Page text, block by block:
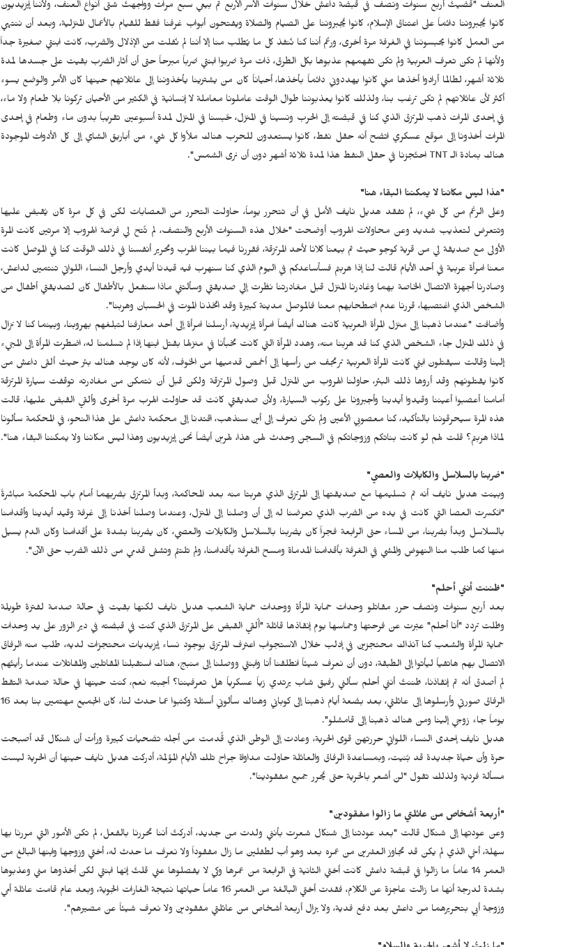
العنف "قضيتُ أربع سنوات ونصف في قبضة داعش خلال سنوات الأسر الأربع تم بيعي سبع مرات وواجهتُ شتى أنواع العنف، ولأننا إيزيديون
كانوا يُجبروننا دائماً على اعتناق الإسلام، كانوا يُجبروننا على الصيام والصلاة ويفتحون أبواب غرفنا فقط للقيام بالأعمال المنزلية، وبعد أن ننتهي
من العمل كانوا يحبسوننا في الغرفة مرة أخرى، ورغم أننا كنا نُنفذ كل ما يُطلب منا إلا أننا لم نُفلت من الإذلال والضرب، كانت ابنتي صغيرة جداً
ولأنها لم تكن تعرف العربية ولم تكن تفهمهم عذبوها بكل الطرق، ذات مرة ضربوا ابنتي ضرباً مبرحاً حتى أن أثار الضرب بقيت على جسدها لمدة
ثلاثة أشهر، لطالما أرادوا أخذها مني كانوا يهددوني دائماً بأخذها، أحياناً كان من يشترينا يأخذوننا إلى عائلاتهم حينها كان الأمر والوضع يسوء
أكثر لأن عائلاتهم لم تكن ترغب بنا، ولذلك كانوا يعذبوننا طوال الوقت عاملونا معاملة لا إنسانية في الكثير من الأحيان تركونا بلا طعام ولا ماء،
في إحدى المرات ذهب المرتزق الذي كنا في قبضته إلى الحرب ونسينا في المنزل، حُبسنا في المنزل لمدة أسبوعين تقريباً بدون ماء وطعام في إحدى
المرات أخذونا إلى موقع عسكري اتضح أنه حقل نفط، كانوا يستعدون للحرب هناك ملأوا كل شيء من أباريق الشاي إلى كل الأدوات الموجودة
هناك بمادة الـ TNT احتُجزنا في حقل النفط هذا لمدة ثلاثة أشهر دون أن نرى الشمس".
"هذا ليس مكاننا لا يمكننا البقاء هنا"
وعلى الرغم من كل شيء، لم تفقد هديل نايف الأمل في أن تتحرر يوماً، حاولت التحرر من العصابات لكن في كل مرة كان يُقبض عليها
وتتعرض لتعذيب شديد وعن محاولات الهروب أوضحت "خلال هذه السنوات الأربع والنصف، لم تُتح لي فرصة الهروب إلا مرتين كانت المرة
الأولى مع صديقة لي من قرية كوجو حيث تم بيعنا كلانا لأحد المرتزقة، فقررنا فيما بيننا الهرب وتحرير أنفسنا في ذلك الوقت كنا في الموصل كانت
معنا امرأة عربية في أحد الأيام قالت لنا إذا هربتم فسأساعدكم في اليوم الذي كنا سنهرب فيه قيدنا أيدي وأرجل النساء اللواتي تنتمين لداعش،
وصادرنا أجهزة الاتصال الخاصة بهما وغادرنا المنزل قبل مغادرتنا نظرت إلي صديقتي وسألتني ماذا سنفعل بالأطفال كان لصديقتي أطفال من
الشخص الذي اغتصبها، قررنا عدم اصطحابهم معنا فالموصل مدينة كبيرة وقد اتخذنا الموت في الحسبان وهربنا".
وأضافت "عندما ذهبنا إلى منزل المرأة العربية كانت هناك أيضاً امرأة إيزيدية، أرسلنا امرأة إلى أحد معارفنا لتبلغهم بهروبنا، وبينما كنا لا نزال
في ذلك المنزل جاء الشخص الذي كنا قد هربنا منه، وهدد المرأة التي كانت تخبأنا في منزلها بقتل ابنها إذا لم تسلمنا له، اضطرت المرأة إلى المجيء
إلينا وقالت سيقتلون ابني كانت المرأة العربية ترتجف من رأسها إلى أخمص قدميها من الخوف، لأنه كان يوجد هناك بئر حيث ألقى داعش من
كانوا يقتلونهم وقد أروها ذلك البئر، حاولنا الهروب من المنزل قبل وصول المرتزقة ولكن قبل أن نتمكن من مغادرته توقفت سيارة المرتزقة
أمامنا أعصبوا أعيننا وقيدوا أيدينا وأجبرونا على ركوب السيارة، ولأن صديقتي كانت قد حاولت الهرب مرة أخرى وألقي القبض عليها، قالت
هذه المرة سيحرقوننا بالتأكيد، كنا معصوبي الأعين ولم نكن نعرف إلى أين سنذهب، اقتدنا إلى محكمة داعش على هذا النحو، في المحكمة سألونا
لماذا هربتم؟ قلت لهم لو كانت بناتكم وزوجاتكم في السجن وحدث لهن هذا، لهربن أيضاً نحن إيزيديون وهذا ليس مكاننا ولا يمكننا البقاء هنا".
"ضربنا بالسلاسل والكابلات والعصي"
وبينت هديل نايف أنه تم تسليمها مع صديقتها إلى المرتزق الذي هربتا منه بعد المحاكمة، وبدأ المرتزق بضربهما أمام باب المحكمة مباشرةً
"انكسرت العصا التي كانت في يده من الضرب الذي تعرضنا له إلى أن وصلنا إلى المنزل، وعندما وصلنا أخذنا إلى غرفة وقيد أيدينا وأقدامنا
بالسلاسل وبدأ بضربنا، من المساء حتى الرابعة فجراً كان يضربنا بالسلاسل والكابلات والعصي، كان يضربنا بشدة على أقدامنا وكان الدم يسيل
منها كما طلب منا النهوض والمشي في الغرفة بأقدامنا المدماة ومسح الغرفة بأقدامنا، ولم تلتئم وتشفى قدمي من ذلك الضرب حتى الآن".
"ظننت أنني أحلم"
بعد أربع سنوات ونصف حرر مقاتلو وحدات حماية المرأة ووحدات حماية الشعب هديل نايف لكنها بقيت في حالة صدمة لفترة طويلة
وظلت تردد "أنا أحلم" عبّرت عن فرحتها وحماسها يوم إنقاذها قائلة "أُلقي القبض على المرتزق الذي كنت في قبضته في دير الزور على يد وحدات
حماية المرأة والشعب كنا آنذاك محتجزين في إدلب خلال الاستجواب اعترف المرتزق بوجود نساء إيزيديات محتجزات لديه، طلب منه الرفاق
الاتصال بهم هاتفياً ليأتوا إلى الطبقة، دون أن نعرف شيئاً انطلقنا أنا وابنتي ووصلنا إلى منبج، هناك استقبلنا المقاتلين والمقاتلات عندما رأيتُهم
لم أصدق أنه تم إنقاذنا، ظننتُ أنني أحلم سألني رفيق شاب يرتدي زياً عسكرياً هل تعرفيننا؟ أجبته نعم، كنت حينها في حالة صدمة التقط
الرفاق صورتي وأرسلوها إلى عائلتي، بعد بضعة أيام ذهبنا إلى كوباني وهناك سألوني أسئلة وكتبوا عما حدث لنا، كان الجميع مهتمين بنا بعد 16
يوماً جاء زوجي إلينا ومن هناك ذهبنا إلى قامشلو".
هديل نايف إحدى النساء اللواتي حررتهنّ قوى الحرية، وعادت إلى الوطن الذي قُدمت من أجله تضحيات كبيرة ورأت أن شنكال قد أصبحت
حرة وأن حياة جديدة قد بُنيت، وبمساعدة الرفاق والعائلة حاولت مداواة جراح تلك الأيام المؤلمة، أدركت هديل نايف حينها أن الحرية ليست
مسألة فردية ولذلك تقول "لن أشعر بالحرية حتى يُحرر جميع مفقودينا".
"أربعة أشخاص من عائلتي ما زالوا مفقودين"
وعن عودتها إلى شنكال قالت "بعد عودتنا إلى شنكال شعرت بأنني ولدت من جديد، أدركتُ أننا تحررنا بالفعل، لم تكن الأمور التي مررنا بها
سهلة، أخي الذي لم يكن قد تجاوز العشرين من عمره بعد وهو أب لطفلين ما زال مفقوداً ولا نعرف ما حدث له، أختي وزوجها وابنها البالغ من
العمر 14 عاماً ما زالوا في قبضة داعش كانت أختي الثانية في الرابعة من عمرها وكي لا يفصلوها عني قلتُ إنها ابنتي لكن أخذوها مني وعذبوها
بشدة لدرجة أنها ما زالت عاجزة عن الكلام، فقدت أختي البالغة من العمر 16 عاماً حياتها نتيجة الغارات الجوية، وبعد عام قامت عائلة أمي
وزوجة أبي بتحريرهما من داعش بعد دفع فدية، ولا يزال أربعة أشخاص من عائلتي مفقودين ولا نعرف شيئاً عن مصيرهم".